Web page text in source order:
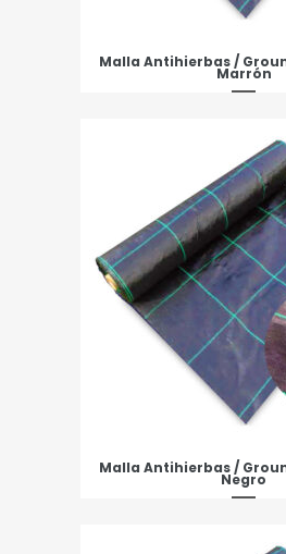
Malla Antihierbas /
Marrón
Malla Antihierbas /
Negro